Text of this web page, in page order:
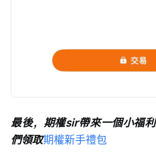
最後，期權sir帶來一個小福
們領取期權新手禮包